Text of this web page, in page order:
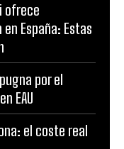
ofrece
España: Estas
por el
EAU
el coste real